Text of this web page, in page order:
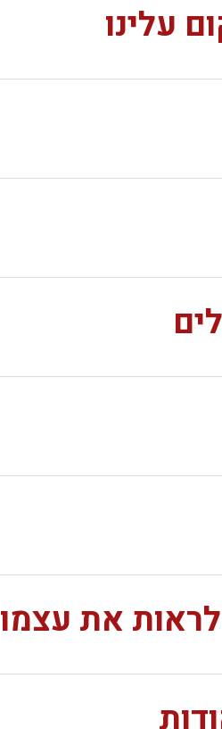
עלינו
לראות את עצמו